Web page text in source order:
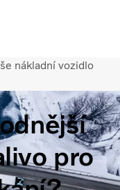
Volvo aplikacím Česká
nákladní vozidlo
pro